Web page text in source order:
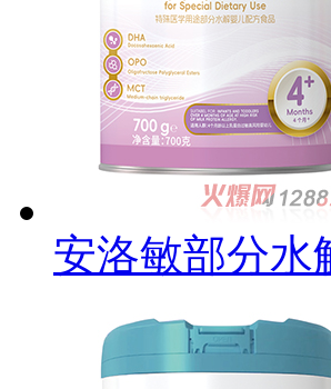
安洛敏部分水